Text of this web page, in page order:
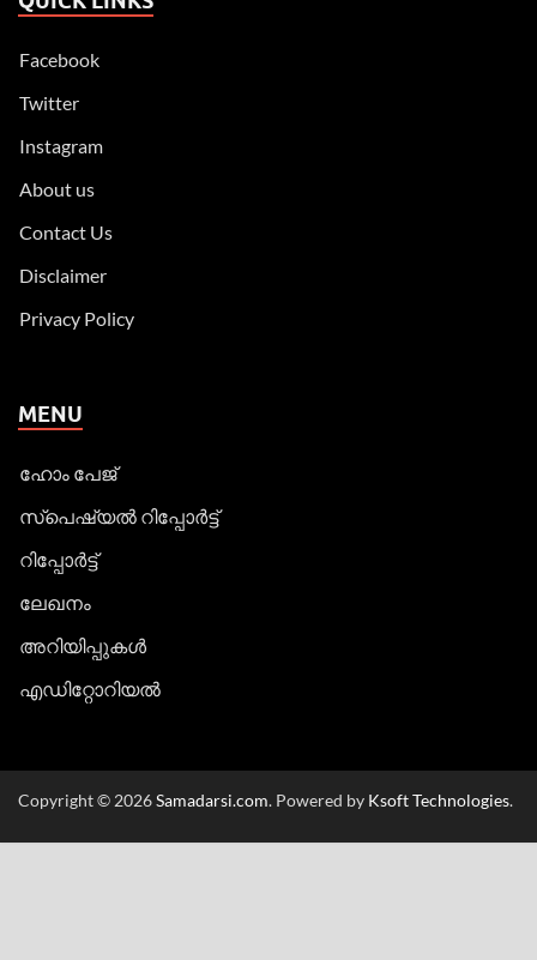
Facebook
Twitter
Instagram
About us
Contact Us
Disclaimer
Privacy Policy
MENU
ഹോം പേജ്
സ്പെഷ്യൽ റിപ്പോര്‍ട്ട്
റിപ്പോര്‍ട്ട്
ലേഖനം
അറിയിപ്പുകള്‍
എഡിറ്റോറിയല്‍
Copyright © 2026Samadarsi.com. Powered by Ksoft Technologies.